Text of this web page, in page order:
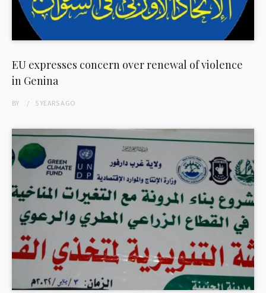
EU expresses concern over renewal of violence
in Genina
BY 5 YEARSAGO